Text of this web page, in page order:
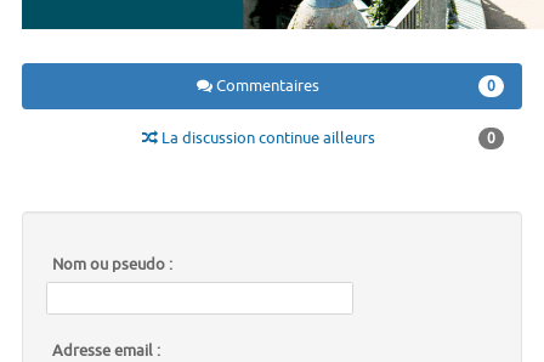
Commentaires 0
La discussion continue ailleurs 0
Nom ou pseudo :
Adresse email :